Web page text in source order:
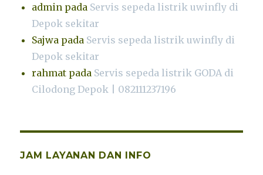
admin pada Servis sepeda listrik uwinfly di
Depok sekitar
Sajwa pada Servis sepeda listrik uwinfly di
Depok sekitar
rahmat pada Servis sepeda listrik GODA di
Cilodong Depok | 082111237196
JAM LAYANAN DAN INFO